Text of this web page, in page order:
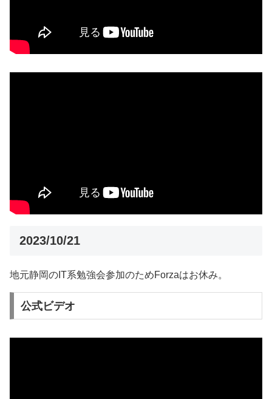
2023/10/21
地元静岡のIT系勉強会参加のためForzaはお休み。
公式ビデオ